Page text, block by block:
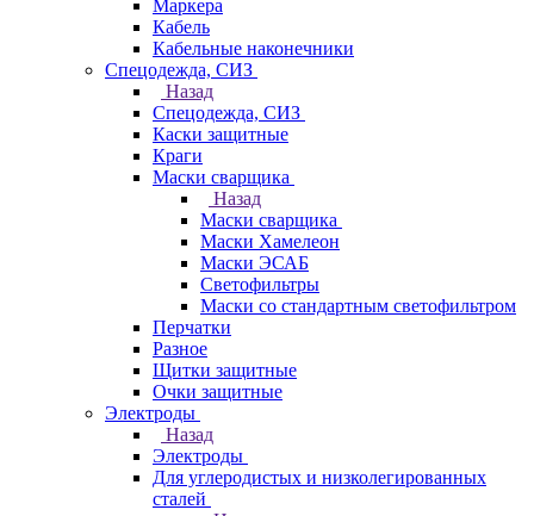
Маркера
Кабель
Кабельные наконечники
Спецодежда, СИЗ
Назад
Спецодежда, СИЗ
Каски защитные
Краги
Маски сварщика
Назад
Маски сварщика
Маски Хамелеон
Маски ЭСАБ
Светофильтры
Маски со стандартным светофильтром
Перчатки
Разное
Щитки защитные
Очки защитные
Электроды
Назад
Электроды
Для углеродистых и низколегированных
сталей